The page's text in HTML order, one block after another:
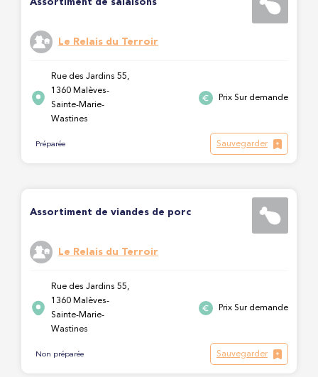
Assortiment de salaisons
Le Relais du Terroir
Rue des Jardins 55,
1360 Malèves-
Sainte-Marie-
Wastines
Prix Sur demande
Préparée Sauvegarder
Assortiment de viandes de porc
Le Relais du Terroir
Rue des Jardins 55,
1360 Malèves-
Sainte-Marie-
Wastines
Prix Sur demande
Non préparée Sauvegarder